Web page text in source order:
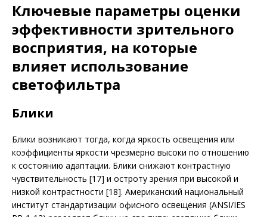
Ключевые параметры оценки
эффективности зрительного
восприятия, на которые
влияет использование
светофильтра
Блики
Блики возникают тогда, когда яркость освещения или
коэффициенты яркости чрезмерно высоки по отношению
к состоянию адаптации. Блики снижают контрастную
чувствительность [17] и остроту зрения при высокой и
низкой контрастности [18]. Американский национальный
институт стандартизации офисного освещения (ANSI/IES